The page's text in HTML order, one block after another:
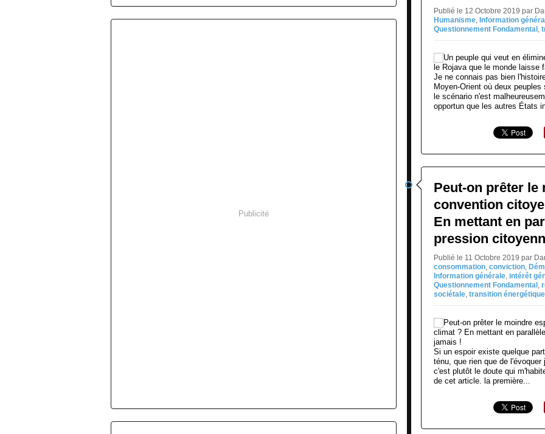
Publicité
Publié le 12 Octobre 2019 par
Humanisme, Information
Questionnement Fondamental ,
Je ne connais pas bien
Moyen-Orient où deux
le scénario n'est
opportun que les autres États
Peut-on prêter le
convention
En mettant en
pression
Publié le 11 Octobre 2019 par
consommation, conviction,
Information générale, intérêt
Questionnement Fondamental ,
sociétale, transition énergétique
Si un espoir existe quelque
ténu, que rien que de
c'est plutôt le doute qui
de cet article. la première...